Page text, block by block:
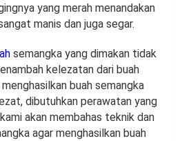
yang merah menandakan
manis dan juga segar.
semangka yang dimakan tidak
kelezatan dari buah
buah semangka
dibutuhkan perawatan yang
akan membahas teknik dan
agar menghasilkan buah